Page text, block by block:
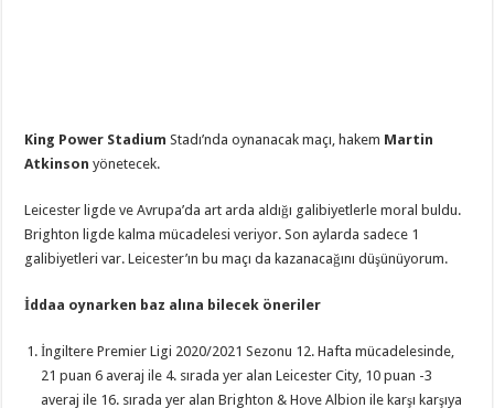
King Power Stadium Stadı’nda oynanacak maçı, hakem Martin
Atkinson yönetecek.
Leicester ligde ve Avrupa’da art arda aldığı galibiyetlerle moral buldu.
Brighton ligde kalma mücadelesi veriyor. Son aylarda sadece 1
galibiyetleri var. Leicester’ın bu maçı da kazanacağını düşünüyorum.
İddaa oynarken baz alına bilecek öneriler
İngiltere Premier Ligi 2020/2021 Sezonu 12. Hafta mücadelesinde,
21 puan 6 averaj ile 4. sırada yer alan Leicester City, 10 puan -3
averaj ile 16. sırada yer alan Brighton & Hove Albion ile karşı karşıya